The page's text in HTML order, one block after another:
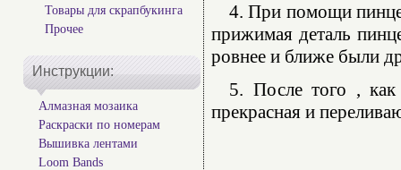
Товары для скрапбукинга
Прочее
Инструкции:
Алмазная мозаика
Раскраски по номерам
Вышивка лентами
Loom Bands
4. При помощи
прижимая деталь
ровнее и ближе были
5. После того , как
прекрасная и